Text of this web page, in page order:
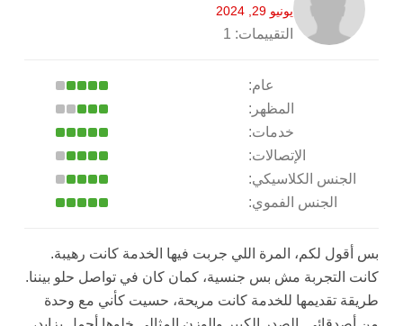
يونيو 29, 2024
التقييمات: 1
عام:
المظهر:
خدمات:
الإتصالات:
الجنس الكلاسيكي:
الجنس الفموي:
بس أقول لكم، المرة اللي جربت فيها الخدمة كانت رهيبة.
كانت التجربة مش بس جنسية، كمان كان في تواصل حلو بيننا.
طريقة تقديمها للخدمة كانت مريحة، حسيت كأني مع وحدة